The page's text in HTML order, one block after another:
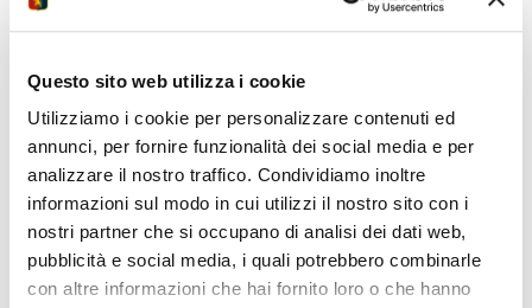
Questo sito web utilizza i cookie
Utilizziamo i cookie per personalizzare contenuti ed
annunci, per fornire funzionalità dei social media e per
analizzare il nostro traffico. Condividiamo inoltre
informazioni sul modo in cui utilizzi il nostro sito con i
nostri partner che si occupano di analisi dei dati web,
pubblicità e social media, i quali potrebbero combinarle
con altre informazioni che hai fornito loro o che hanno
BALL
QUALIFICAZIONE
I grifoncini ospitano martedì il Lecce al Begato 9
Stadium (ore 11) per timbrare la qualificazione alle
finali. Nel prossimo fine settimana andata dei quarti a
Palermo per l’Under 15. Under 14 sabato e domenica a
Formia per la Final 4 nazionale. Under 13 Pro l’1 e il 2
giugno a Tirrenia per lo scudetto.